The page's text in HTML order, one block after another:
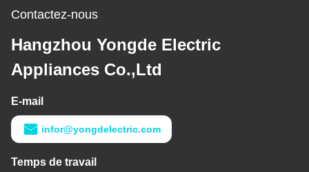
Contactez-nous
Hangzhou Yongde Electric
Appliances Co.,Ltd
E-mail
infor@yongdelectric.com
Temps de travail